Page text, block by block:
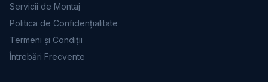
Servicii de Montaj
Politica de Confidențialitate
Termeni și Condiții
Întrebări Frecvente